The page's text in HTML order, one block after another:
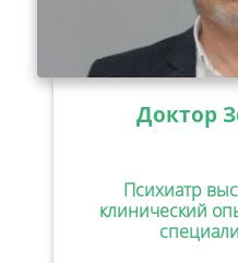
Доктор
Психиатр
клинический